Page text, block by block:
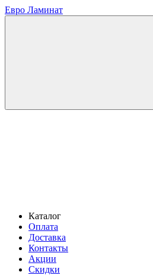
Евро Ламинат
Каталог
Оплата
Доставка
Контакты
Акции
Скидки